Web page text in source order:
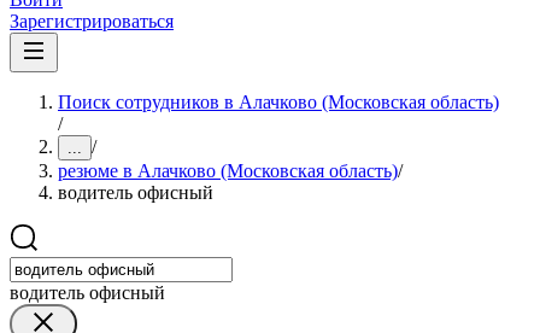
Зарегистрироваться
Поиск сотрудников в Алачково (Московская область)
/
... /
резюме в Алачково (Московская область)/
водитель офисный
водитель офисный